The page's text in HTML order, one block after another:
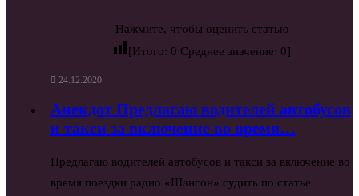
Нажмите, чтобы оценить статью
[Итого: 0 Среднее значение: 0]
24.12.2020
Анекдот Предлагаю водителей автобусов
и такси за включение во время…
Предлагаю водителей автобусов и такси за включение во
время поездки радио «Шансон» судить по статье